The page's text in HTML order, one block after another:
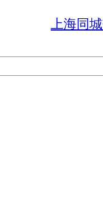
上海同